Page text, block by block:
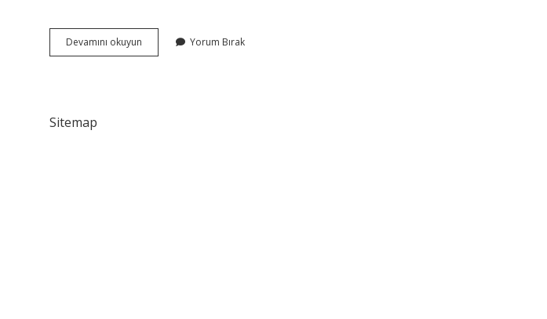
Devamını okuyun
Kelimesi
Yorum Bırak
Sitemap